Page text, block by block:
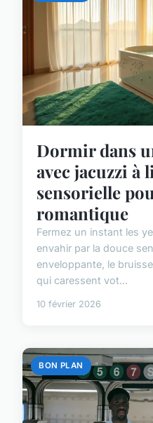
Dormir dans
avec jacuzzi à
sensorielle
romantique
Fermez un instant les
envahir par la douce
enveloppante, le
qui caressent vot...
10 février 2026
BON PLAN